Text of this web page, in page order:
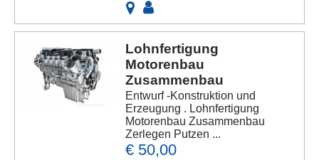
Lohnfertigung
Motorenbau
Zusammenbau
Entwurf -Konstruktion und
Erzeugung . Lohnfertigung
Motorenbau Zusammenbau
Zerlegen Putzen ...
€ 50,00